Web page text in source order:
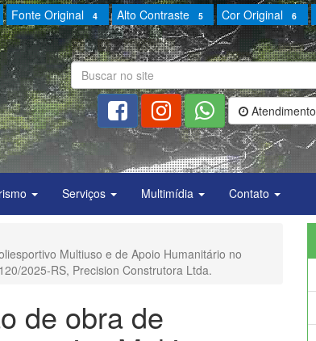
Fonte Original 4 Alto Contraste 5 Cor Original 6
Atendimento
Serviços Multimídia Contato
Multiuso e de Apoio Humanitário no
2025-RS, Precision Construtora Ltda.
de obra de